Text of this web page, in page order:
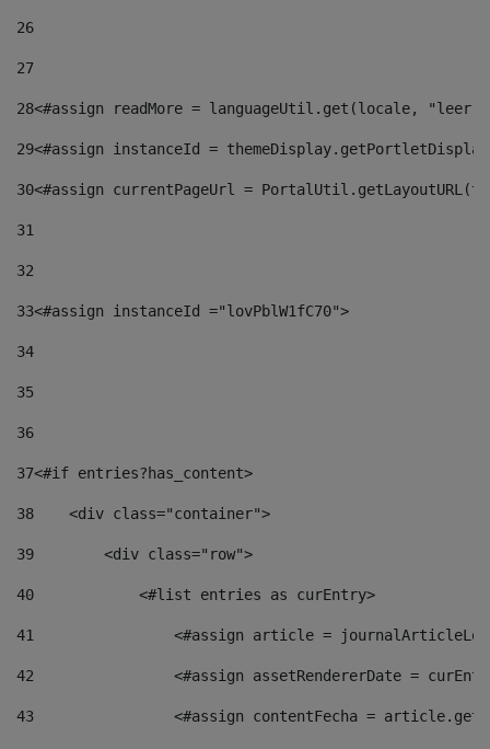
26
27
28<#assign readMore = languageUtil.get(locale,
29<#assign instanceId =
30<#assign currentPageUrl =
31
32
33<#assign instanceId ="lovPblW1fC70">
34
35
36
37<#if entries?has_content>
38
    <div class="container">
39
        <div class="row">
40
            <#list entries as curEntry>
41
<#assign article =
42
<#assign assetRendererDate =
43
<#assign contentFecha =